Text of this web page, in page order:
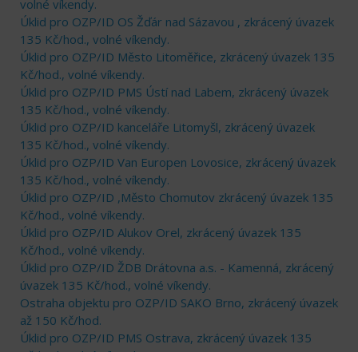
volné víkendy.
Úklid pro OZP/ID OS Žďár nad Sázavou , zkrácený úvazek
135 Kč/hod., volné víkendy.
Úklid pro OZP/ID Město Litoměřice, zkrácený úvazek 135
Kč/hod., volné víkendy.
Úklid pro OZP/ID PMS Ústí nad Labem, zkrácený úvazek
135 Kč/hod., volné víkendy.
Úklid pro OZP/ID kanceláře Litomyšl, zkrácený úvazek
135 Kč/hod., volné víkendy.
Úklid pro OZP/ID Van Europen Lovosice, zkrácený úvazek
135 Kč/hod., volné víkendy.
Úklid pro OZP/ID ,Město Chomutov zkrácený úvazek 135
Kč/hod., volné víkendy.
Úklid pro OZP/ID Alukov Orel, zkrácený úvazek 135
Kč/hod., volné víkendy.
Úklid pro OZP/ID ŽDB Drátovna a.s. - Kamenná, zkrácený
úvazek 135 Kč/hod., volné víkendy.
Ostraha objektu pro OZP/ID SAKO Brno, zkrácený úvazek
až 150 Kč/hod.
Úklid pro OZP/ID PMS Ostrava, zkrácený úvazek 135